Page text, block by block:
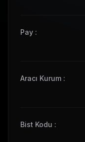
Pay :
Aracı Kurum :
Bist Kodu :